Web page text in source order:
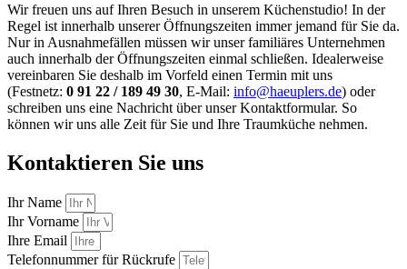
Wir freuen uns auf Ihren Besuch in unserem Küchenstudio! In der
Regel ist innerhalb unserer Öffnungszeiten immer jemand für Sie da.
Nur in Ausnahmefällen müssen wir unser familiäres Unternehmen
auch innerhalb der Öffnungszeiten einmal schließen. Idealerweise
vereinbaren Sie deshalb im Vorfeld einen Termin mit uns
(Festnetz: 0 91 22 / 189 49 30, E-Mail: info@haeuplers.de) oder
schreiben uns eine Nachricht über unser Kontaktformular. So
können wir uns alle Zeit für Sie und Ihre Traumküche nehmen.
Kontaktieren Sie uns
Ihr Name
Ihr Vorname
Ihre Email
Telefonnummer für Rückrufe